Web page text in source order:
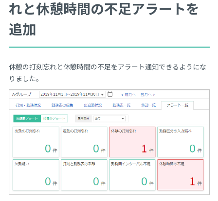
れと休憩時間の不足アラートを
追加
休憩の打刻忘れと休憩時間の不足をアラート通知できるようにな
りました。